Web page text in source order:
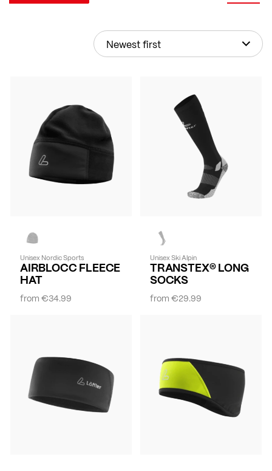
Unisex Nordic Sports
AIRBLOCC FLEECE
HAT
from€34.99
Unisex Ski Alpin
TRANSTEX® LONG
SOCKS
from€29.99